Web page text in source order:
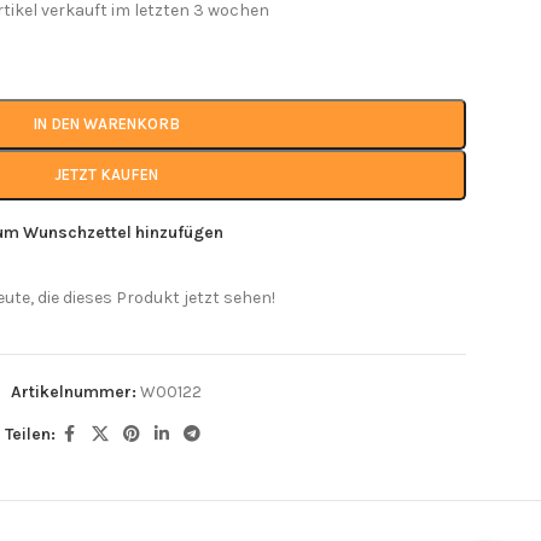
verkauft im letzten 3 wochen
IN DEN WARENKORB
JETZT KAUFEN
Wunschzettel hinzufügen
die dieses Produkt jetzt sehen!
Artikelnummer: W00122
Teilen: